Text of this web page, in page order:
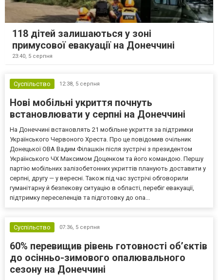
118 дітей залишаються у зоні
примусової евакуації на Донеччині
23:40, 5 серпня
Суспільство 12:38, 5 серпня
Нові мобільні укриття почнуть
встановлювати у серпні на Донеччині
На Донеччині встановлять 21 мобільне укриття за підтримки
Українського Червоного Хреста. Про це повідомив очільник
Донецької ОВА Вадим Філашкін після зустрічі з президентом
Українського ЧХ Максимом Доценком та його командою. Першу
партію мобільних залізобетонних укриттів планують доставити у
серпні, другу — у вересні. Також під час зустрічі обговорили
гуманітарну й безпекову ситуацію в області, перебіг евакуації,
підтримку переселенців та підготовку до опа...
Суспільство 07:36, 5 серпня
60% перевищив рівень готовності об’єктів
до осінньо-зимового опалювального
сезону на Донеччині